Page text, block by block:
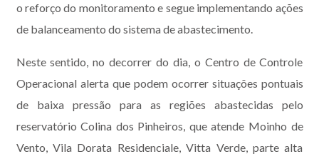
o reforço do monitoramento e segue implementando ações
de balanceamento do sistema de abastecimento.
Neste sentido, no decorrer do dia, o Centro de Controle
Operacional alerta que podem ocorrer situações pontuais
de baixa pressão para as regiões abastecidas pelo
reservatório Colina dos Pinheiros, que atende Moinho de
Vento, Vila Dorata Residenciale, Vitta Verde, parte alta